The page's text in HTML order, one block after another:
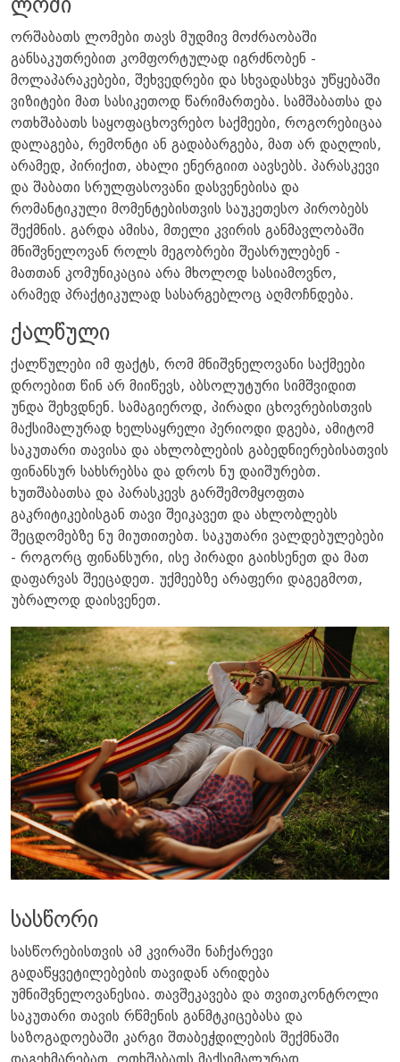
ლომი
ორშაბათს ლომები თავს მუდმივ მოძრაობაში
განსაკუთრებით კომფორტულად იგრძნობენ -
მოლაპარაკებები, შეხვედრები და სხვადასხვა უწყებაში
ვიზიტები მათ სასიკეთოდ წარიმართება. სამშაბათსა და
ოთხშაბათს საყოფაცხოვრებო საქმეები, როგორებიცაა
დალაგება, რემონტი ან გადაბარგება, მათ არ დაღლის,
არამედ, პირიქით, ახალი ენერგიით აავსებს. პარასკევი
და შაბათი სრულფასოვანი დასვენებისა და
რომანტიკული მომენტებისთვის საუკეთესო პირობებს
შექმნის. გარდა ამისა, მთელი კვირის განმავლობაში
მნიშვნელოვან როლს მეგობრები შეასრულებენ -
მათთან კომუნიკაცია არა მხოლოდ სასიამოვნო,
არამედ პრაქტიკულად სასარგებლოც აღმოჩნდება.
ქალწული
ქალწულები იმ ფაქტს, რომ მნიშვნელოვანი საქმეები
დროებით წინ არ მიიწევს, აბსოლუტური სიმშვიდით
უნდა შეხვდნენ. სამაგიეროდ, პირადი ცხოვრებისთვის
მაქსიმალურად ხელსაყრელი პერიოდი დგება, ამიტომ
საკუთარი თავისა და ახლობლების გაბედნიერებისათვის
ფინანსურ სახსრებსა და დროს ნუ დაიშურებთ.
ხუთშაბათსა და პარასკევს გარშემომყოფთა
გაკრიტიკებისგან თავი შეიკავეთ და ახლობლებს
შეცდომებზე ნუ მიუთითებთ. საკუთარი ვალდებულებები
- როგორც ფინანსური, ისე პირადი გაიხსენეთ და მათ
დაფარვას შეეცადეთ. უქმეებზე არაფერი დაგეგმოთ,
უბრალოდ დაისვენეთ.
სასწორი
სასწორებისთვის ამ კვირაში ნაჩქარევი
გადაწყვეტილებების თავიდან არიდება
უმნიშვნელოვანესია. თავშეკავება და თვითკონტროლი
საკუთარი თავის რწმენის განმტკიცებასა და
საზოგადოებაში კარგი შთაბეჭდილების შექმნაში